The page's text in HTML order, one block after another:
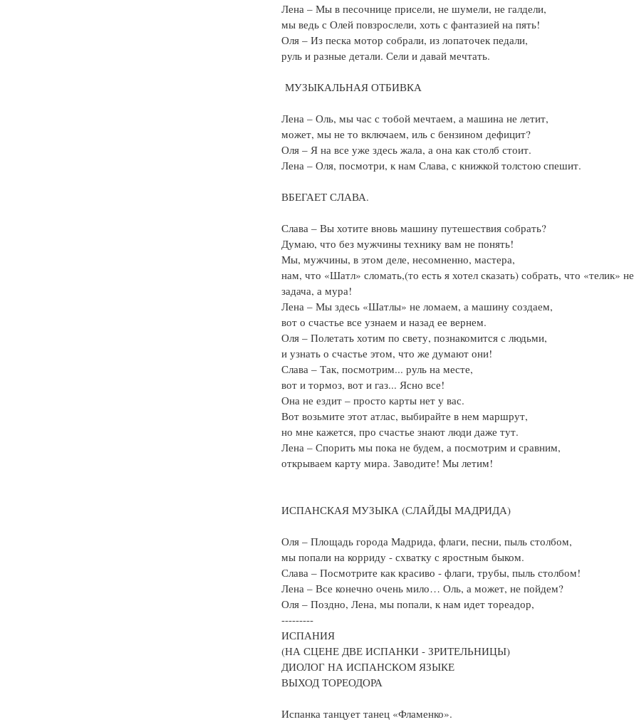
Лена – Мы в песочнице присели, не шумели, не галдели,
мы ведь с Олей повзрослели, хоть с фантазией на пять!
Оля – Из песка мотор собрали, из лопаточек педали,
руль и разные детали. Сели и давай мечтать.
МУЗЫКАЛЬНАЯ ОТБИВКА
Лена – Оль, мы час с тобой мечтаем, а машина не летит,
может, мы не то включаем, иль с бензином дефицит?
Оля – Я на все уже здесь жала, а она как столб стоит.
Лена – Оля, посмотри, к нам Слава, с книжкой толстою спешит.
ВБЕГАЕТ СЛАВА.
Слава – Вы хотите вновь машину путешествия собрать?
Думаю, что без мужчины технику вам не понять!
Мы, мужчины, в этом деле, несомненно, мастера,
нам, что «Шатл» сломать,(то есть я хотел сказать) собрать, что «телик» не
задача, а мура!
Лена – Мы здесь «Шатлы» не ломаем, а машину создаем,
вот о счастье все узнаем и назад ее вернем.
Оля – Полетать хотим по свету, познакомится с людьми,
и узнать о счастье этом, что же думают они!
Слава – Так, посмотрим... руль на месте,
вот и тормоз, вот и газ... Ясно все!
Она не ездит – просто карты нет у вас.
Вот возьмите этот атлас, выбирайте в нем маршрут,
но мне кажется, про счастье знают люди даже тут.
Лена – Спорить мы пока не будем, а посмотрим и сравним,
открываем карту мира. Заводите! Мы летим!
ИСПАНСКАЯ МУЗЫКА (СЛАЙДЫ МАДРИДА)
Оля – Площадь города Мадрида, флаги, песни, пыль столбом,
мы попали на корриду - схватку с яростным быком.
Слава – Посмотрите как красиво - флаги, трубы, пыль столбом!
Лена – Все конечно очень мило… Оль, а может, не пойдем?
Оля – Поздно, Лена, мы попали, к нам идет тореадор,
---------
ИСПАНИЯ
(НА СЦЕНЕ ДВЕ ИСПАНКИ - ЗРИТЕЛЬНИЦЫ)
ДИОЛОГ НА ИСПАНСКОМ ЯЗЫКЕ
ВЫХОД ТОРЕОДОРА
Испанка танцует танец «Фламенко».